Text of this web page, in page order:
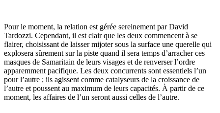
Pour le moment, la relation est gérée sereinement par David
Tardozzi. Cependant, il est clair que les deux commencent à se
flairer, choisissant de laisser mijoter sous la surface une querelle qui
explosera sûrement sur la piste quand il sera temps d’arracher ces
masques de Samaritain de leurs visages et de renverser l’ordre
apparemment pacifique. Les deux concurrents sont essentiels l’un
pour l’autre ; ils agissent comme catalyseurs de la croissance de
l’autre et poussent au maximum de leurs capacités. À partir de ce
moment, les affaires de l’un seront aussi celles de l’autre.